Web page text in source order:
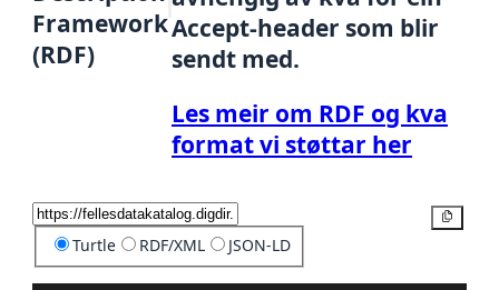
Framework
(RDF)
Accept-header som blir
sendt med.
Les meir om RDF og kva
format vi støttar her
Turtle RDF/XML JSON-LD